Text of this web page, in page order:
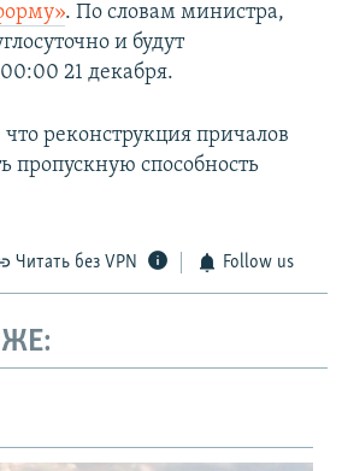
. По словам министра,
и будут
21 декабря.
реконструкция причалов
пропускную способность
Читать без VPN Follow us